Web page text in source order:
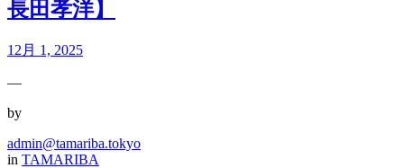
長田孝洋】
12月 1, 2025
—
by
admin@tamariba.tokyo
in TAMARIBA